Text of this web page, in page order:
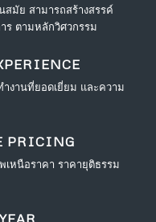
สมัย สามารถสร้างสรรค์
ร ตามหลักวิศวกรรม
งานที่ยอดเยี่ยม และความ
PRICING
หนือราคา ราคายุติธรรม